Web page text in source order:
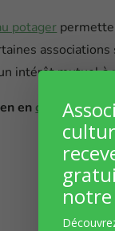
potager
intérêt mutuel à
en contre